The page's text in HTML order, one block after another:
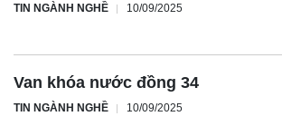
TIN NGÀNH NGHỀ 10/09/2025
Van khóa nước đồng 34
TIN NGÀNH NGHỀ 10/09/2025